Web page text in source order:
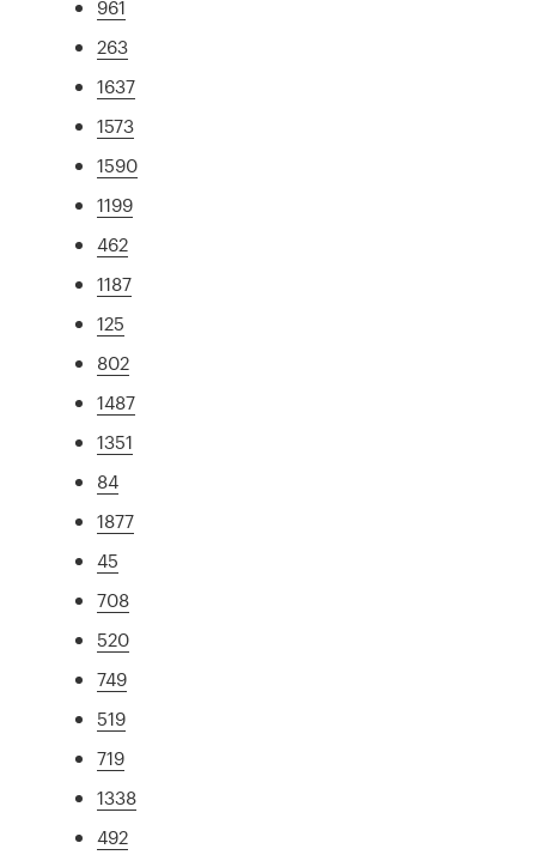
961
263
1637
1573
1590
1199
462
1187
125
802
1487
1351
84
1877
45
708
520
749
519
719
1338
492